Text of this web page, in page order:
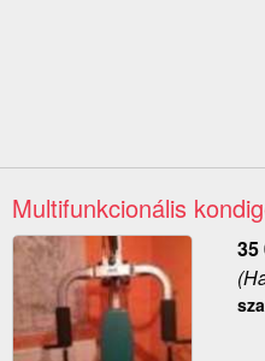
Multifunkcionális
35